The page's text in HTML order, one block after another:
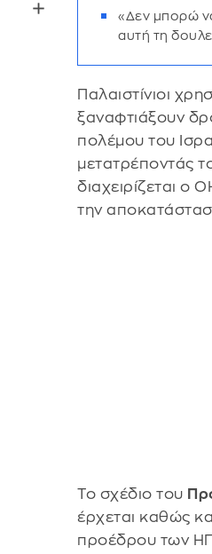
«Δεν μπορώ
αυτή τη
Παλαιστίνιοι
ξαναφτιάξουν
πολέμου του
μετατρέποντάς
διαχειρίζεται ο
την
Το σχέδιο του
έρχεται καθώς
προέδρου των